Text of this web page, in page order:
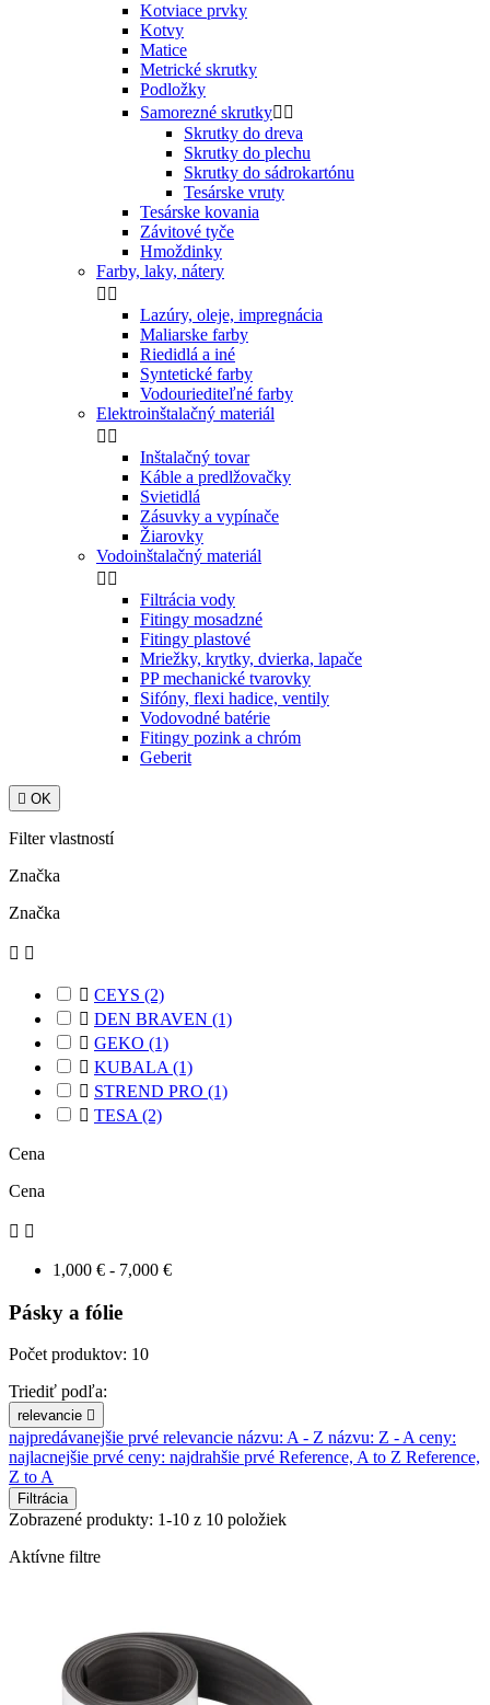
Kotviace prvky
Kotvy
Matice
Metrické skrutky
Podložky
Samorezné skrutky 
Skrutky do dreva
Skrutky do plechu
Skrutky do sádrokartónu
Tesárske vruty
Tesárske kovania
Závitové tyče
Hmoždinky
Farby, laky, nátery
 
Lazúry, oleje, impregnácia
Maliarske farby
Riedidlá a iné
Syntetické farby
Vodouriediteľné farby
Elektroinštalačný materiál
 
Inštalačný tovar
Káble a predlžovačky
Svietidlá
Zásuvky a vypínače
Žiarovky
Vodoinštalačný materiál
 
Filtrácia vody
Fitingy mosadzné
Fitingy plastové
Mriežky, krytky, dvierka, lapače
PP mechanické tvarovky
Sifóny, flexi hadice, ventily
Vodovodné batérie
Fitingy pozink a chróm
Geberit
 OK
Filter vlastností
Značka
Značka
 
 CEYS (2)
 DEN BRAVEN (1)
 GEKO (1)
 KUBALA (1)
 STREND PRO (1)
 TESA (2)
Cena
Cena
 
1,000 € - 7,000 €
Pásky a fólie
Počet produktov: 10
Triediť podľa:
relevancie 
najpredávanejšie prvé relevancie názvu: A - Z názvu: Z - Aceny:
najlacnejšie prvé ceny: najdrahšie prvé Reference, A to Z Reference,
Z to A
Filtrácia
Zobrazené produkty: 1-10 z 10 položiek
Aktívne filtre